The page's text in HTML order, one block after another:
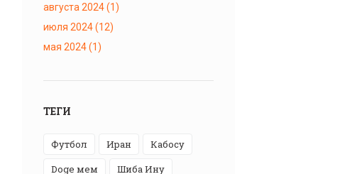
августа 2024(1)
июля 2024(12)
мая 2024(1)
ТЕГИ
футбол Иран
Кабосу
Doge мем
Шиба Ину